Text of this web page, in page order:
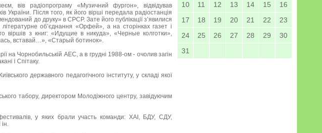
10
11 12 13 14 15
16
17
18 19 20 21 22
23
24
25 26 27 28 29
30
31
вів радіопрограму «Музичний фургон», відвідував
України. Після того, як його вірші передала радіостанція
до друку» в СРСР. Зате його публікації з’явилися
об’єднання «Орфей», а на сторінках газет і
віршів з книг: «Идущие в никуда», «Черные колготки»,
вставай…», «Старый ботинок».
на Чорнобильській АЕС, а в грудні 1988-ом - очолив загін
і Спітаку.
державного педагогічного інституту, у складі якої
табору, директором Молодіжного центру, завідуючим
у яких брали участь команди: ХАІ, БДУ, СДУ,